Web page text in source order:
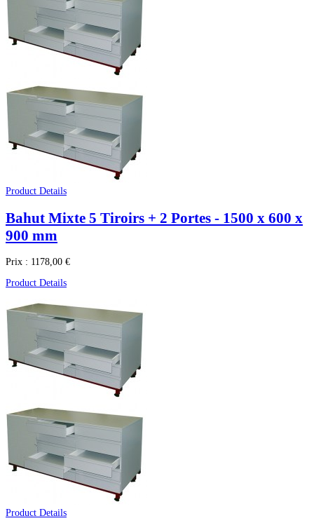
Product Details
Bahut Mixte 5 Tiroirs + 2 Portes - 1500 x 600 x
900 mm
Prix : 1178,00 €
Product Details
Product Details